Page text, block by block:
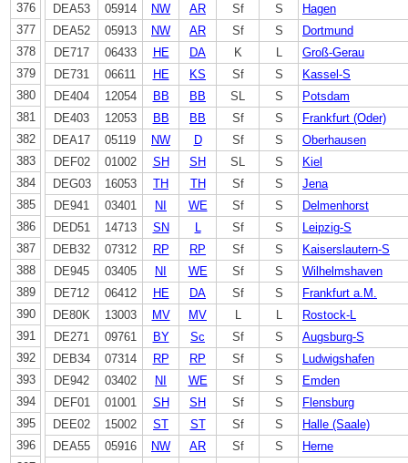
376
377
378
379
380
381
382
383
384
385
386
387
388
389
390
391
392
393
394
395
396
DEA53
05914 NW AR Sf S
Hagen
DEA52
05913 NW AR Sf S
Dortmund
DE717
06433 HE DA K L
Groß-Gerau
DE731
06611 HE KS Sf S
Kassel-S
DE404
12054 BB BB SL S
Potsdam
DE403
12053 BB BB Sf S
Frankfurt (Oder)
DEA17
05119 NW D Sf S
Oberhausen
DEF02
01002 SH SH SL S
Kiel
DEG03
16053 TH TH Sf S
Jena
DE941
03401 NI WE Sf S
Delmenhorst
DED51
14713 SN L Sf S
Leipzig-S
DEB32
07312 RP RP Sf S
Kaiserslautern-S
DE945
03405 NI WE Sf S
Wilhelmshaven
DE712
06412 HE DA Sf S
Frankfurt a.M.
DE80K
13003 MV MV L L
Rostock-L
DE271
09761 BY Sc Sf S
Augsburg-S
DEB34
07314 RP RP Sf S
Ludwigshafen
DE942
03402 NI WE Sf S
Emden
DEF01
01001 SH SH Sf S
Flensburg
DEE02
15002 ST ST Sf S
Halle (Saale)
DEA55
05916 NW AR Sf S
Herne